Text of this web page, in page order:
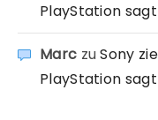
PlayStation
Marc zuSony
PlayStation